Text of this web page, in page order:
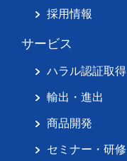
採用情報
サービス
ハラル認証取得
輸出・進出
商品開発
セミナー・研修